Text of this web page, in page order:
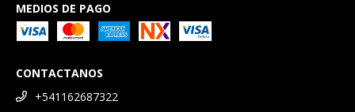
MEDIOS DE PAGO
CONTACTANOS
+541162687322